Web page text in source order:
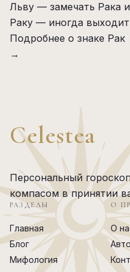
Льву — замечать Рака и
Раку — иногда
Подробнее о знаке Рак
→
Celestea
Персональный
компасом в принятии
РАЗДЕЛЫ
Главная
Блог
Мифология
О
О